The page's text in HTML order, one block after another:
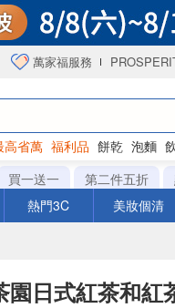
萬家福服務
高省萬 福利品 餅乾 泡麵
買一送一 第二件五折
熱門3C 美妝個清
園日式紅茶和紅